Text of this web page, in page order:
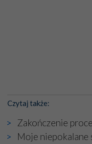
Czytaj także:
Zakończenie
Moje